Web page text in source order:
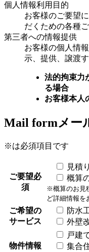
個人情報利用目的
お客様のご要望
だくための各種
第三者への情報提供
お客様の個人情
示、提供、譲渡
法的拘束力
る場合
お客様本人
Mail formメー
※は必須項目です
ご要望必
須
見積
概算
※概算のお見
ど詳細情報を
ご希望の
サービス
防水
外壁
物件情報
戸建
集合